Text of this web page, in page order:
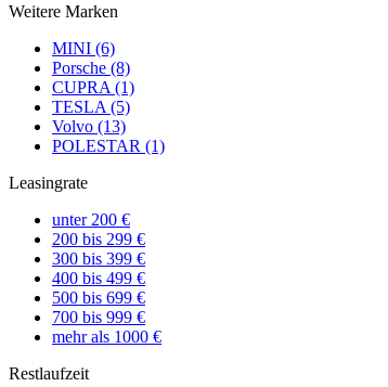
Weitere Marken
MINI (6)
Porsche (8)
CUPRA (1)
TESLA (5)
Volvo (13)
POLESTAR (1)
Leasingrate
unter 200 €
200 bis 299 €
300 bis 399 €
400 bis 499 €
500 bis 699 €
700 bis 999 €
mehr als 1000 €
Restlaufzeit